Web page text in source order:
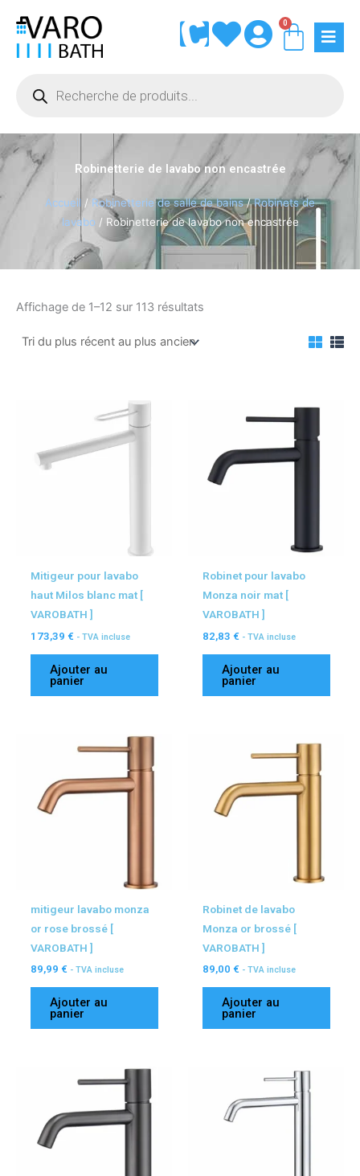
contenu
0
produits
Robinetterie de lavabo non encastrée
Accueil / Robinetterie de salle de bains/Robinets de
lavabo / Robinetterie de lavabo non encastrée
Affichage de 1–12 sur 113 résultats
Mitigeur pour lavabo
haut Milos blanc mat [
VAROBATH ]
173,39 € - TVA incluse
Ajouter au
panier
Robinet pour lavabo
Monza noir mat [
VAROBATH ]
82,83 € - TVA incluse
Ajouter au
panier
mitigeur lavabo monza
or rose brossé [
VAROBATH ]
89,99 € - TVA incluse
Ajouter au
panier
Robinet de lavabo
Monza or brossé [
VAROBATH ]
89,00 € - TVA incluse
Ajouter au
panier